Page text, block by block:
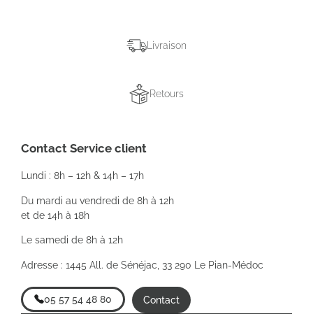
Livraison
Retours
Contact Service client
Lundi : 8h – 12h & 14h – 17h
Du mardi au vendredi de 8h à 12h
et de 14h à 18h
Le samedi de 8h à 12h
Adresse : 1445 All. de Sénéjac, 33 290 Le Pian-Médoc
05 57 54 48 80 Contact